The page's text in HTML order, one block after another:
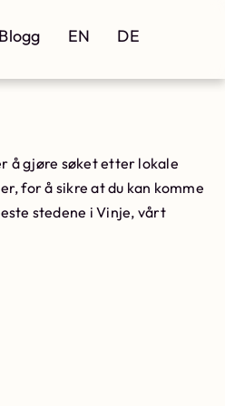
Blogg EN DE
å gjøre søket etter lokale
for å sikre at du kan komme
stedene i Vinje, vårt